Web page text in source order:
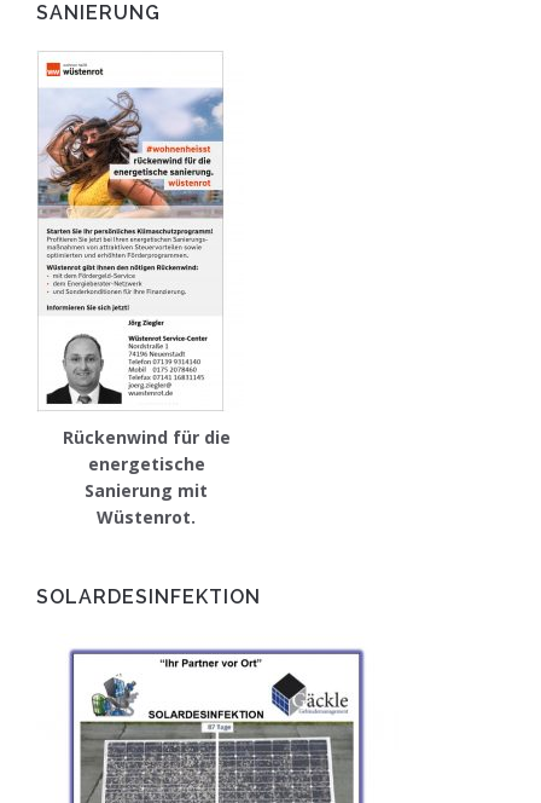
SANIERUNG
Rückenwind für die
energetische
Sanierung mit
Wüstenrot.
SOLARDESINFEKTION